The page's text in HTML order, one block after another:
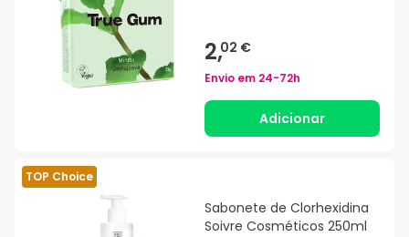
2,02 €
Envio em 24-72h
Adicionar
TOP Choice
Sabonete de Clorhexidina
Soivre Cosméticos 250ml